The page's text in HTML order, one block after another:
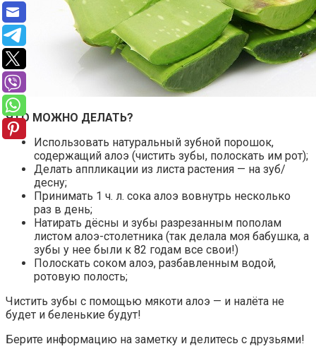
ЧТО МОЖНО ДЕЛАТЬ?
Использовать натуральный зубной порошок,
содержащий алоэ (чистить зубы, полоскать им рот);
Делать аппликации из листа растения — на зуб/
десну;
Принимать 1 ч. л. сока алоэ вовнутрь несколько
раз в день;
Натирать дёсны и зубы разрезанным пополам
листом алоэ-столетника (так делала моя бабушка, а
зубы у нее были к 82 годам все свои!)
Полоскать соком алоэ, разбавленным водой,
ротовую полость;
Чистить зубы с помощью мякоти алоэ — и налёта не
будет и беленькие будут!
Берите информацию на заметку и делитесь с друзьями!